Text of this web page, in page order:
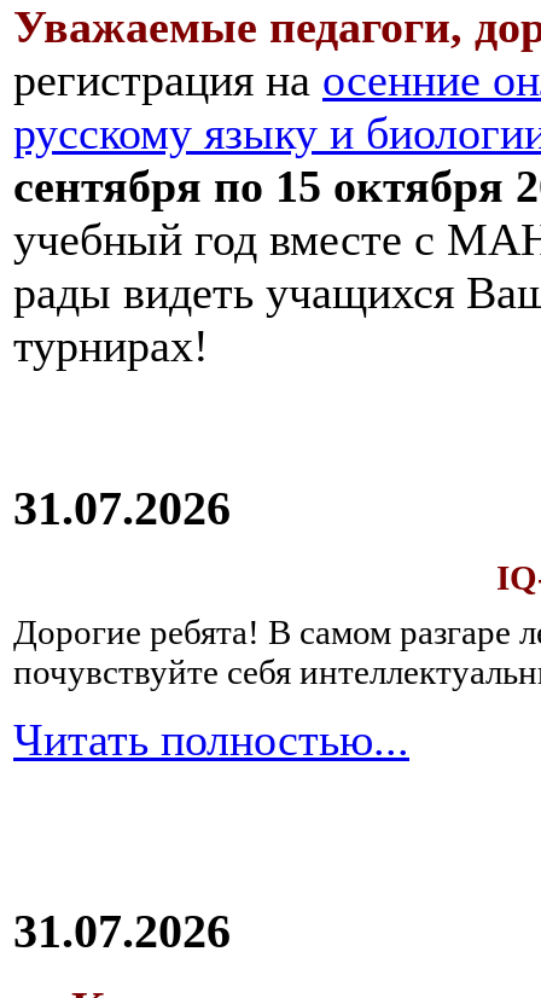
Уважаемые педагоги,
регистрация на осенние
русскому языку и
сентября по 15 октября
учебный год вместе с
рады видеть учащихся
турнирах!
31.07.2026
Дорогие ребята! В самом разгаре
почувствуйте себя
Читать полностью...
31.07.2026